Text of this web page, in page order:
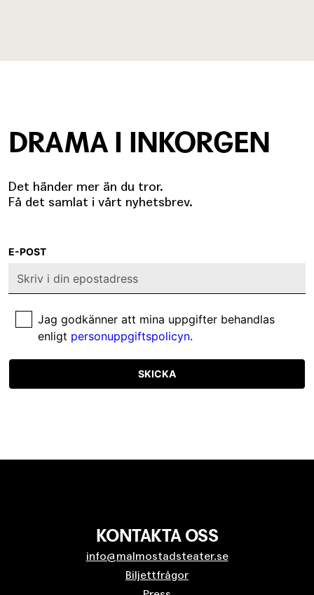
DRAMA I INKORGEN
Det händer mer än du tror.
Få det samlat i vårt nyhetsbrev.
E-POST
Jag godkänner att mina uppgifter behandlas
enligt personuppgiftspolicyn.
SKICKA
KONTAKTA OSS
info@malmostadsteater.se
Biljettfrågor